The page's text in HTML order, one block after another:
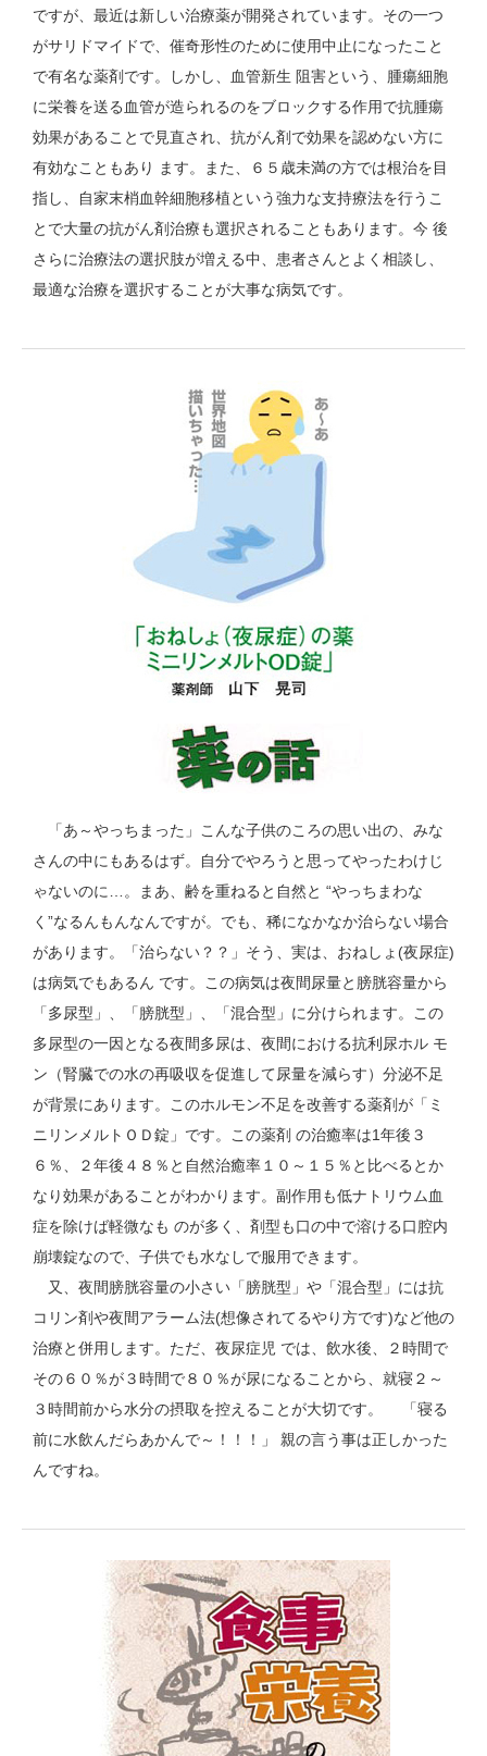
ですが、最近は新しい治療薬が開発されています。その一つ
がサリドマイドで、催奇形性のために使用中止になったこと
で有名な薬剤です。しかし、血管新生 阻害という、腫瘍細胞
に栄養を送る血管が造られるのをブロックする作用で抗腫瘍
効果があることで見直され、抗がん剤で効果を認めない方に
有効なこともあり ます。また、６５歳未満の方では根治を目
指し、自家末梢血幹細胞移植という強力な支持療法を行うこ
とで大量の抗がん剤治療も選択されることもあります。今 後
さらに治療法の選択肢が増える中、患者さんとよく相談し、
最適な治療を選択することが大事な病気です。
「あ～やっちまった」こんな子供のころの思い出の、みな
さんの中にもあるはず。自分でやろうと思ってやったわけじ
ゃないのに…。まあ、齢を重ねると自然と “やっちまわな
く”なるんもんなんですが。でも、稀になかなか治らない場合
があります。「治らない？？」そう、実は、おねしょ(夜尿症)
は病気でもあるん です。この病気は夜間尿量と膀胱容量から
「多尿型」、「膀胱型」、「混合型」に分けられます。この
多尿型の一因となる夜間多尿は、夜間における抗利尿ホル モ
ン（腎臓での水の再吸収を促進して尿量を減らす）分泌不足
が背景にあります。このホルモン不足を改善する薬剤が「ミ
ニリンメルトＯＤ錠」です。この薬剤 の治癒率は1年後３
６％、２年後４８％と自然治癒率１０～１５％と比べるとか
なり効果があることがわかります。副作用も低ナトリウム血
症を除けば軽微なも のが多く、剤型も口の中で溶ける口腔内
崩壊錠なので、子供でも水なしで服用できます。
又、夜間膀胱容量の小さい「膀胱型」や「混合型」には抗
コリン剤や夜間アラーム法(想像されてるやり方です)など他の
治療と併用します。ただ、夜尿症児 では、飲水後、２時間で
その６０％が３時間で８０％が尿になることから、就寝２～
３時間前から水分の摂取を控えることが大切です。 「寝る
前に水飲んだらあかんで～！！！」 親の言う事は正しかった
んですね。